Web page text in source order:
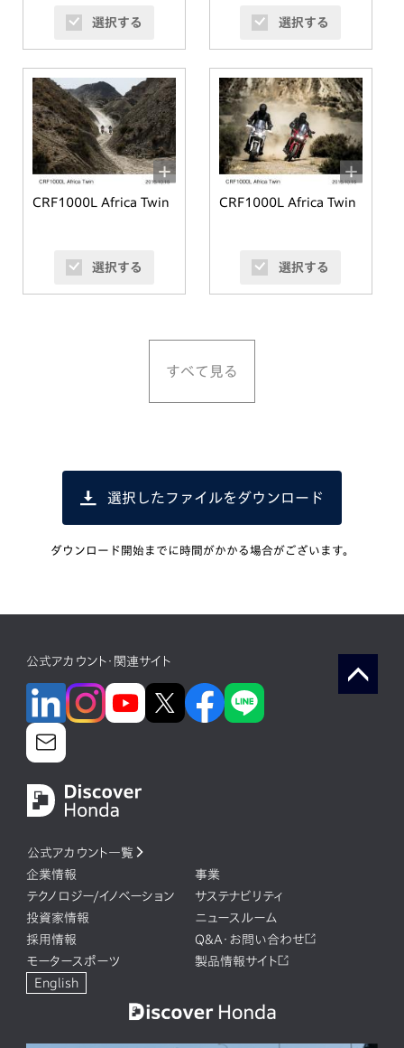
選択する 選択する
CRF1000L Africa Twin
選択する
CRF1000L Africa Twin
選択する
すべて見る
選択したファイルをダウンロード
ダウンロード開始までに時間がかかる場合がございます。
公式アカウント・関連サイト
公式アカウント一覧
企業情報
事業
テクノロジー/イノベーション
サステナビリティ
投資家情報
ニュースルーム
採用情報
Q&A・お問い合わせ
モータースポーツ
製品情報サイト
English